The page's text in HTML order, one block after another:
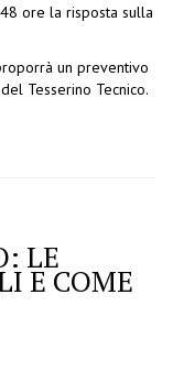
ore la risposta sulla
un preventivo
Tesserino Tecnico.
LE
E COME